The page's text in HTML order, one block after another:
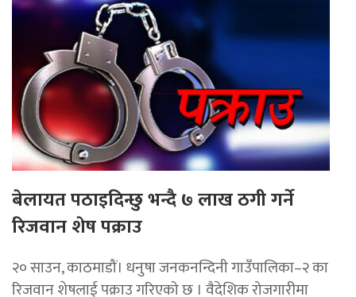
बेलायत पठाइदिन्छु भन्दै ७ लाख ठगी गर्ने
रिजवान शेष पक्राउ
२० साउन, काठमाडौं। धनुषा जनकनन्दिनी गाउँपालिका–२ का
रिजवान शेषलाई पक्राउ गरिएको छ । वैदेशिक रोजगारीमा